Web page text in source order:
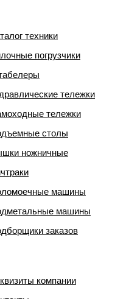
техники
погрузчики
тележки
тележки
столы
ножничные
машины
машины
заказов
компании